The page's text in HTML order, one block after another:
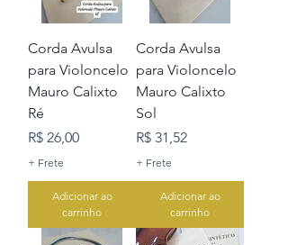
Corda Avulsa
para Violoncelo
Mauro Calixto
Ré
Preço
R$ 26,00
+ Frete
Adicionar ao
carrinho
Corda Avulsa
para Violoncelo
Mauro Calixto
Sol
Preço
R$ 31,52
+ Frete
Adicionar ao
carrinho